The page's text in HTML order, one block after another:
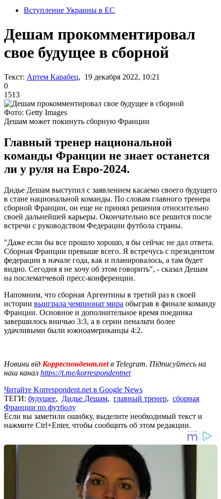
Вступление Украины в ЕС
Дешам прокомментировал
свое будущее в сборной
Текст: Артем Карабец, 19 декабря 2022, 10:21
0
1513
Фото: Getty Images
Дешам может покинуть сборную Франции
Главный тренер национальной
команды Франции не знает останется
ли у руля на Евро-2024.
Дидье Дешам выступил с заявлением касаемо своего будущего
в стане национальной команды. По словам главного тренера
сборной Франции, он еще не принял решения относительно
своей дальнейшей карьеры. Окончательно все решится после
встречи с руководством Федерации футбола страны.
"Даже если бы все прошло хорошо, я бы сейчас не дал ответа.
Сборная Франции превыше всего. Я встречусь с президентом
федерации в начале года, как и планировалось, а там будет
видно. Сегодня я не хочу об этом говорить", - сказал Дешам
на послематчевой пресс-конференции.
Напомним, что сборная Аргентины в третий раз в своей
истории выиграла чемпионат мира обыграв в финале команду
Франции. Основное и дополнительное время поединка
завершилось вничью 3:3, а в серии пенальти более
удачливыми были южноамериканцы 4:2.
Новини від Корреспондент.netв Telegram. Підписуйтесь на
наш канал https://t.me/korrespondentnet
Читайте Korrespondent.net в Google News
ТЕГИ: будущее, Дидье Дешам, главный тренер, сборная
Франции по футболу
Если вы заметили ошибку, выделите необходимый текст и
нажмите Ctrl+Enter, чтобы сообщить об этом редакции.